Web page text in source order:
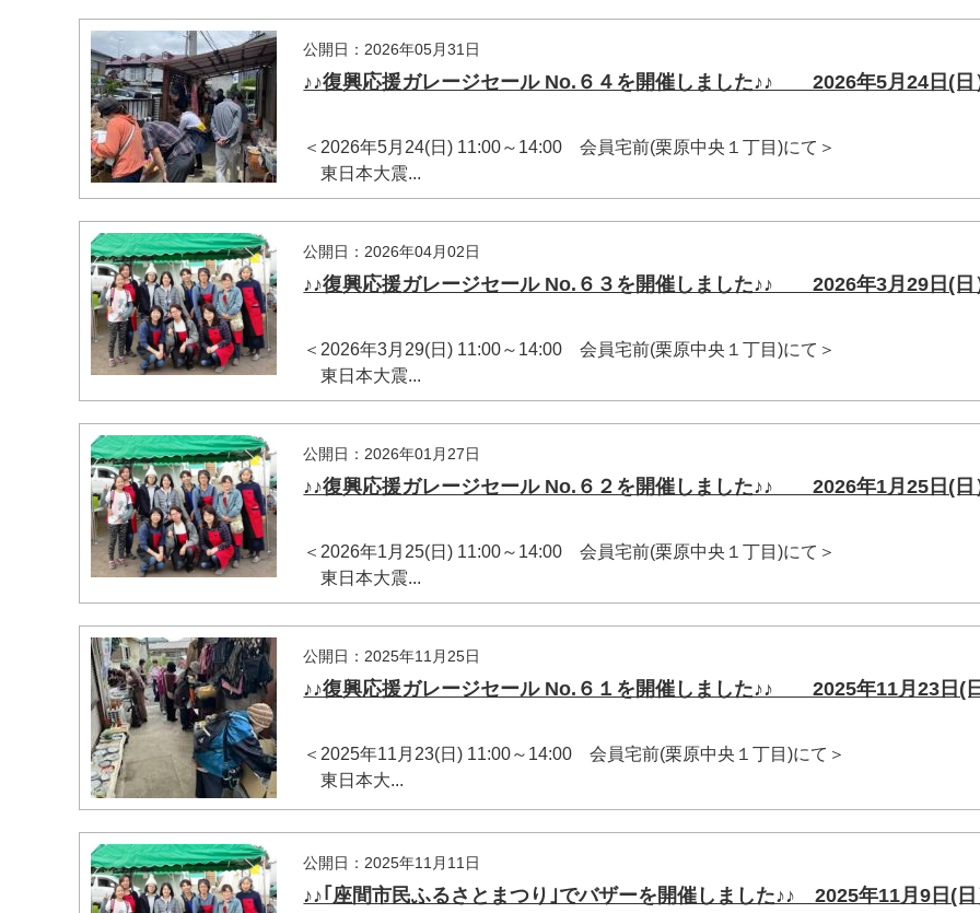
公開日：2026年05月31日
♪♪復興応援ガレージセール No.６４を開催しました♪♪ 2026年5月24日(日
＜2026年5月24(日) 11:00～14:00 会員宅前(栗原中央１丁目)にて＞
東日本大震...
公開日：2026年04月02日
♪♪復興応援ガレージセール No.６３を開催しました♪♪ 2026年3月29日(日
＜2026年3月29(日) 11:00～14:00 会員宅前(栗原中央１丁目)にて＞
東日本大震...
公開日：2026年01月27日
♪♪復興応援ガレージセール No.６２を開催しました♪♪ 2026年1月25日(日
＜2026年1月25(日) 11:00～14:00 会員宅前(栗原中央１丁目)にて＞
東日本大震...
公開日：2025年11月25日
♪♪復興応援ガレージセール No.６１を開催しました♪♪ 2025年11月23日(日
＜2025年11月23(日) 11:00～14:00 会員宅前(栗原中央１丁目)にて＞
東日本大...
公開日：2025年11月11日
♪♪｢座間市民ふるさとまつり｣でバザーを開催しました♪♪ 2025年11月9日(日
マイメディア検索